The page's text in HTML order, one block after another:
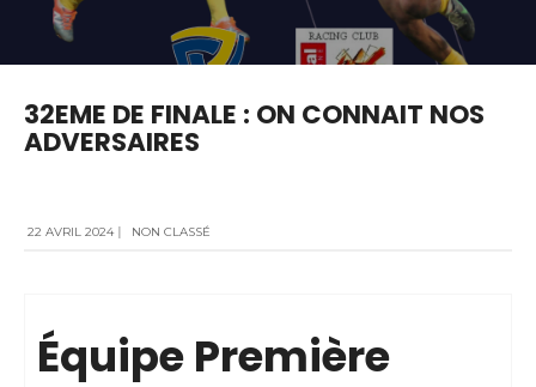
32EME DE FINALE : ON CONNAIT NOS
ADVERSAIRES
22 AVRIL 2024 | NON CLASSÉ
Équipe Première